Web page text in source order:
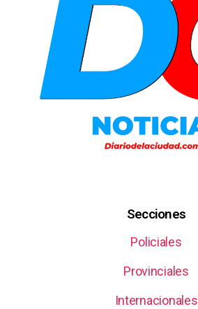
Secciones
Policiales
Provinciales
Internacionales